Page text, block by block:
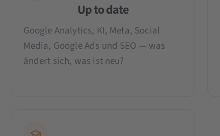
Up to date
Google Analytics, KI, Meta, Social
Media, Google Ads und SEO — was
ändert sich, was ist neu?